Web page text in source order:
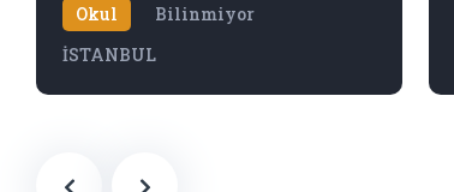
Okul
Bilinmiyor
İSTANBUL